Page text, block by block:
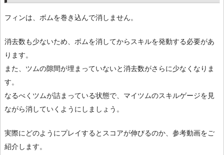
フィンは、ボムを巻き込んで消しません。
消去数も少ないため、ボムを消してからスキルを発動する必要があ
ります。
また、ツムの隙間が埋まっていないと消去数がさらに少なくなりま
す。
なるべくツムが詰まっている状態で、マイツムのスキルゲージを見
ながら消していくようにしましょう。
実際にどのようにプレイするとスコアが伸びるのか、参考動画をご
紹介します。